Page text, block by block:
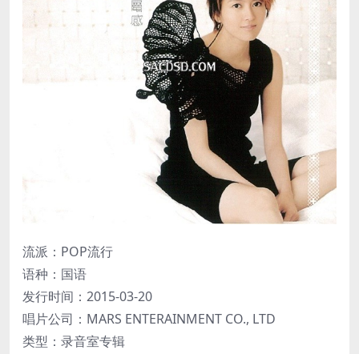
流派：POP流行
语种：国语
发行时间：2015-03-20
唱片公司：MARS ENTERAINMENT CO., LTD
类型：录音室专辑